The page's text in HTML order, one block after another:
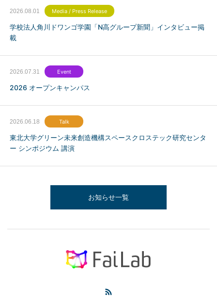
2026.08.01 Media / Press Release
学校法人角川ドワンゴ学園「N高グループ新聞」インタビュー掲
載
2026.07.31 Event
2026 オープンキャンパス
2026.06.18 Talk
東北大学グリーン未来創造機構スペースクロステック研究センタ
ー シンポジウム 講演
お知らせ一覧